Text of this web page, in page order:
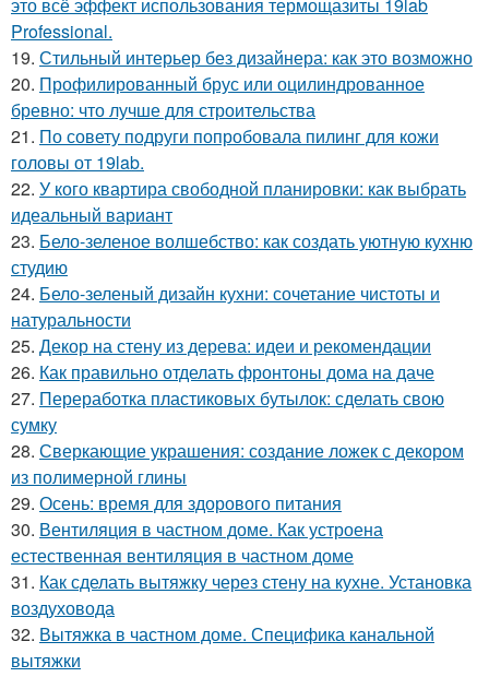
Professional.
19. Стильный интерьер без дизайнера: как это возможно
20. Профилированный брус или оцилиндрованное
бревно: что лучше для строительства
21. По совету подруги попробовала пилинг для кожи
головы от 19lab.
22. У кого квартира свободной планировки: как выбрать
идеальный вариант
23. Бело-зеленое волшебство: как создать уютную кухню
студию
24. Бело-зеленый дизайн кухни: сочетание чистоты и
натуральности
25. Декор на стену из дерева: идеи и рекомендации
26. Как правильно отделать фронтоны дома на даче
27. Переработка пластиковых бутылок: сделать свою
сумку
28. Сверкающие украшения: создание ложек с декором
из полимерной глины
29. Осень: время для здорового питания
30. Вентиляция в частном доме. Как устроена
естественная вентиляция в частном доме
31. Как сделать вытяжку через стену на кухне. Установка
воздуховода
32. Вытяжка в частном доме. Специфика канальной
вытяжки